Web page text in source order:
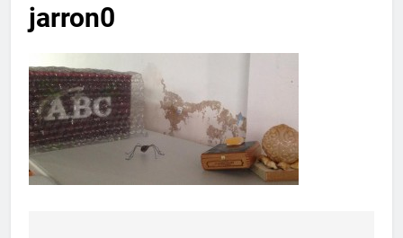
jarron0